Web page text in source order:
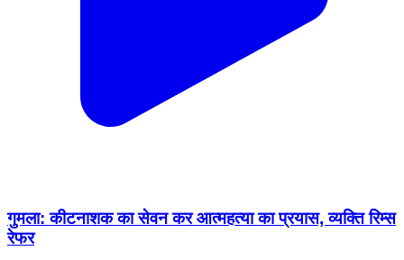
गुमला: कीटनाशक का सेवन कर आत्महत्या का प्रयास, व्यक्ति रिम्स
रेफर